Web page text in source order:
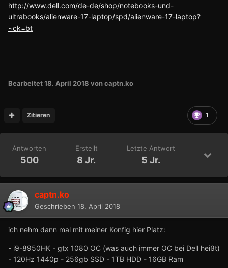
http://www.dell.com/de-de/shop/notebooks-und-
ultrabooks/alienware-17-laptop/spd/alienware-17-laptop?
~ck=bt
Bearbeitet18. April 2018 von captn.ko
1
Zitieren
Antworten
500
Erstellt
8 Jr.
Letzte Antwort
5 Jr.
captn.ko
Geschrieben 18. April 2018
ich nehm dann mal mit meiner Konfig hier Platz:
- i9-8950HK - gtx 1080 OC (was auch immer OC bei Dell heißt)
- 120Hz 1440p - 256gb SSD - 1TB HDD - 16GB Ram